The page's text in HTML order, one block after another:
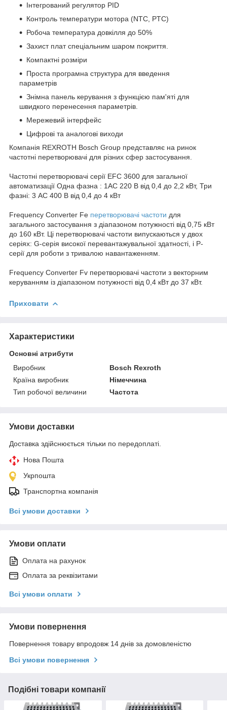
Інтегрований регулятор PID
Контроль температури мотора (NTC, PTC)
Робоча температура довкілля до 50%
Захист плат спеціальним шаром покриття.
Компактні розміри
Проста програмна структура для введення
параметрів
Знімна панель керування з функцією пам'яті для
швидкого перенесення параметрів.
Мережевий інтерфейс
Цифрові та аналогові виходи
Компанія REXROTH Bosch Group представляє на ринок
частотні перетворювачі для різних сфер застосування.
Частотні перетворювачі серії EFC 3600 для загальної
автоматизації Одна фазна : 1АС 220 В від 0,4 до 2,2 кВт, Три
фазні: 3 АС 400 В від 0,4 до 4 кВт
Frequency Converter Fe перетворювачі частоти для
загального застосування з діапазоном потужності від 0,75 кВт
до 160 кВт. Ці перетворювачі частоти випускаються у двох
серіях: G-серія високої перевантажувальної здатності, і Р-
серії для роботи з тривалою навантаженням.
Frequency Converter Fv перетворювачі частоти з векторним
керуванням із діапазоном потужності від 0,4 кВт до 37 кВт.
Приховати
Характеристики
Основні атрибути
Виробник
Bosch Rexroth
Країна виробник
Німеччина
Тип робочої величини
Частота
Умови доставки
Доставка здійснюється тільки по передоплаті.
Нова Пошта
Укрпошта
Транспортна компанія
Всі умови доставки
Умови оплати
Оплата на рахунок
Оплата за реквізитами
Всі умови оплати
Умови повернення
Повернення товару впродовж 14 днів за домовленістю
Всі умови повернення
Подібні товари компанії